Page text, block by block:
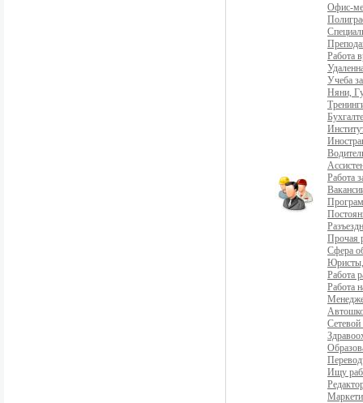
Офис-
Работа
Учеба
Няни,
Работа
Прочая
Сфера
Юристы,
Работа
Работа
Сетевой
Ищу